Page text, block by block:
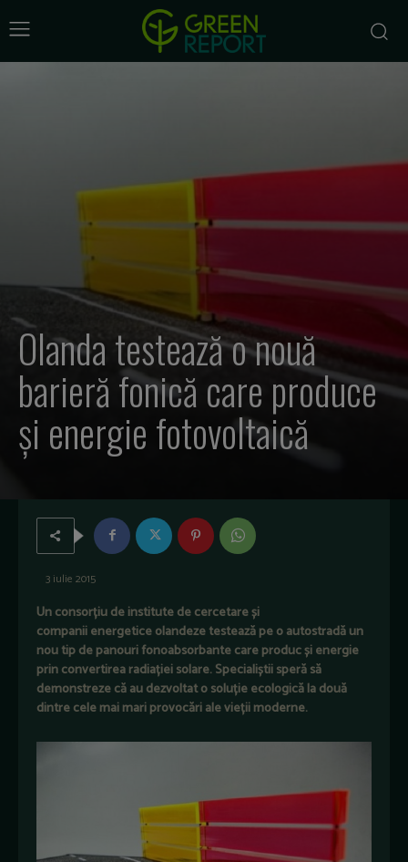
Olanda testează o nouă
barieră fonică care produce
și energie fotovoltaică
3 iulie 2015
Un consorțiu deinstitute de cercetare și
companiienergeticeolandeze testează pe o autostradă un
nou tip de panouri fonoabsorbante care produc și energie
prin convertirea radiației solare.Specialiștiisperă să
demonstrezecăaudezvoltat osoluțieecologicăla două
dintre cele mai mariprovocărialeviețiimoderne.